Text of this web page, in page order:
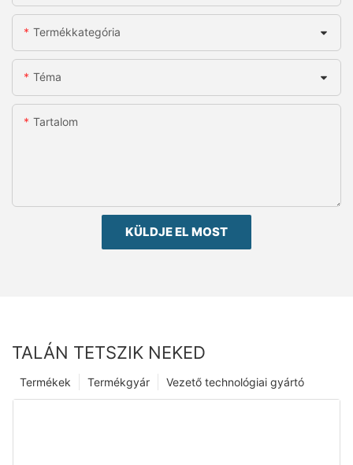
Termékkategória
Téma
Tartalom
KÜLDJE EL MOST
TALÁN TETSZIK NEKED
Vezető technológiai gyártó
Termékgyár
Termékek